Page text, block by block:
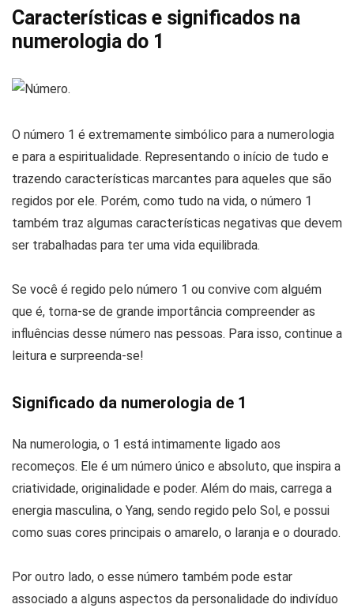
Características e significados na
numerologia do 1
O número 1 é extremamente simbólico para a numerologia
e para a espiritualidade. Representando o início de tudo e
trazendo características marcantes para aqueles que são
regidos por ele. Porém, como tudo na vida, o número 1
também traz algumas características negativas que devem
ser trabalhadas para ter uma vida equilibrada.
Se você é regido pelo número 1 ou convive com alguém
que é, torna-se de grande importância compreender as
influências desse número nas pessoas. Para isso, continue a
leitura e surpreenda-se!
Significado da numerologia de 1
Na numerologia, o 1 está intimamente ligado aos
recomeços. Ele é um número único e absoluto, que inspira a
criatividade, originalidade e poder. Além do mais, carrega a
energia masculina, o Yang, sendo regido pelo Sol, e possui
como suas cores principais o amarelo, o laranja e o dourado.
Por outro lado, o esse número também pode estar
associado a alguns aspectos da personalidade do indivíduo